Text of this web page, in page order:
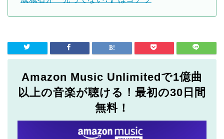
Amazon Music Unlimitedで1億曲
以上の音楽が聴ける！最初の30日間
無料！